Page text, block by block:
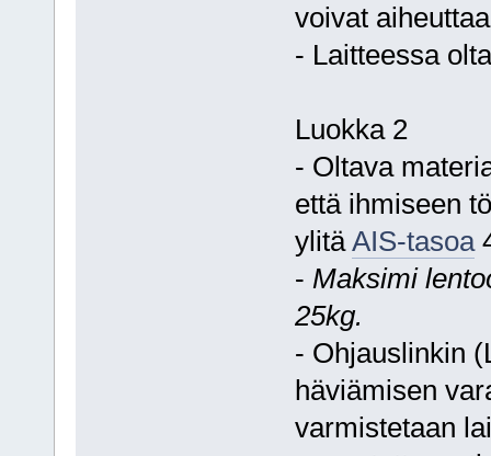
voivat
- Laitteessa
Luokka 2
- Oltava
että ihmiseen
ylitäAIS-tasoa
- Maksimi
25kg.
- Ohjauslinkin
häviämisen
varmistetaan